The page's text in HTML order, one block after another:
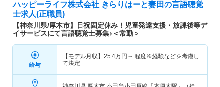
ハッピーライフ株式会社 きらりはーと妻田の言語聴覚
士求人(正職員)
【神奈川県/厚木市】日祝固定休み！児童発達支援・放課後等デ
イサービスにて言語聴覚士募集♪＜常勤＞
給与
【モデル月収】 25.4万円～ 程度※経験などを考慮し
て決定